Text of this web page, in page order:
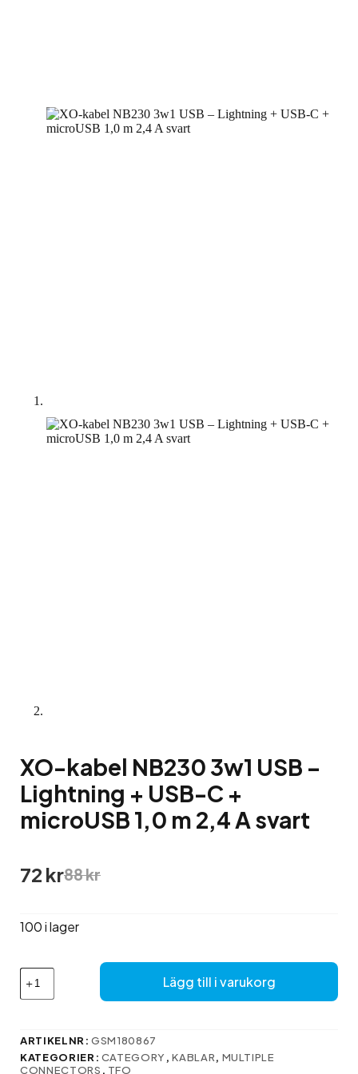
XO-kabel NB230 3w1 USB –
Lightning + USB-C +
microUSB 1,0 m 2,4 A svart
88kr
Det
ursprungliga
var:
72 krDet
nuvarande
är:
100 i lager
XO-
kabel
NB230
USB
Lightning
Lägg till i varukorg
ARTIKELNR:GSM180867
KATEGORIER: CATEGORY ,KABLAR, MULTIPLE
CONNECTORS , TFO